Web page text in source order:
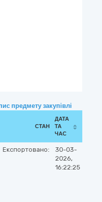
предмету закупівлі
СТАН
ДАТА
ТА
ЧАС
Експортовано:
30-03-
2026,
16:22:25